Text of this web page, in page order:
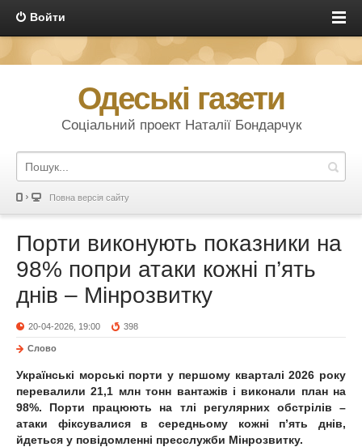
Войти
Одеські газети
Соціальний проект Наталії Бондарчук
Повна версія сайту
Порти виконують показники на
98% попри атаки кожні п’ять
днів – Мінрозвитку
20-04-2026, 19:00 398
Слово
Українські морські порти у першому кварталі 2026 року
перевалили 21,1 млн тонн вантажів і виконали план на
98%. Порти працюють на тлі регулярних обстрілів –
атаки фіксувалися в середньому кожні п’ять днів,
йдеться у повідомленні пресслужби Мінрозвитку.